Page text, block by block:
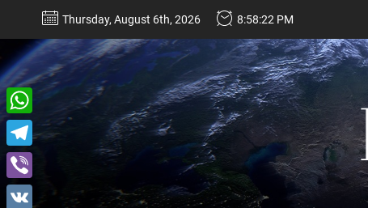
Перейти
содержимому
Thursday, August 6th, 2026 8:58:23 PM
Некастодиальный
Виды и назначение
WhatsApp
Telegram
Viber